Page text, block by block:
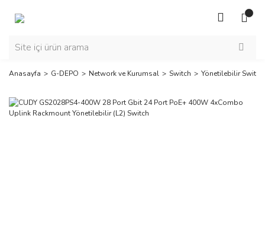
Anasayfa G-DEPO Network ve Kurumsal Switch Yönetilebilir Switch